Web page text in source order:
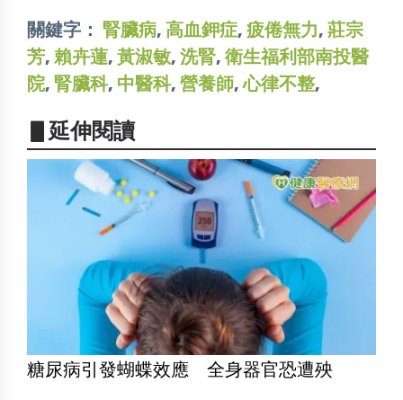
關鍵字： 腎臟病, 高血鉀症, 疲倦無力, 莊宗
芳, 賴卉蓮, 黃淑敏, 洗腎, 衛生福利部南投醫
院, 腎臟科, 中醫科, 營養師,心律不整,
▋延伸閱讀
糖尿病引發蝴蝶效應 全身器官恐遭殃